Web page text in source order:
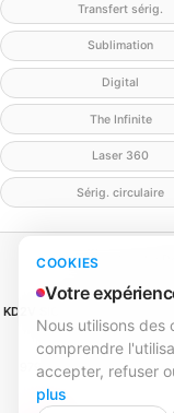
COOKIES
Votre
Nous utilisons des
comprendre
accepter, refuser
plus
Transfert sérig.
Sublimation
Digital
The Infinite
Laser 360
Sérig. circulaire
Mentions légales
KD2V SIGNA & EVENTA
SIREN 979 428 133 ·
979 428 133 R.C.S.